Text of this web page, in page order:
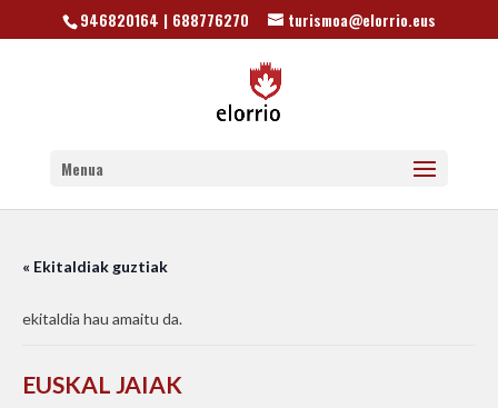
946820164 | 688776270 turismoa@elorrio.eus
Menua
« Ekitaldiak guztiak
ekitaldia hau amaitu da.
EUSKAL JAIAK